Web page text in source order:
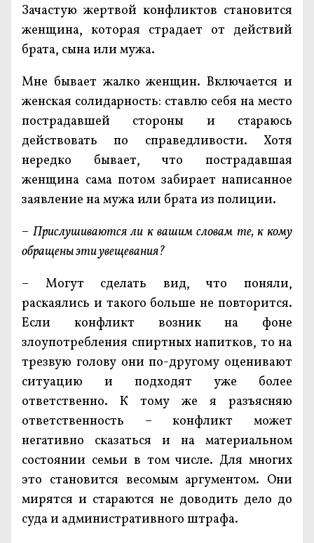
Зачастую жертвой конфликтов становится
женщина, которая страдает от действий
брата, сына или мужа.
Мне бывает жалко женщин. Включается и
женская солидарность: ставлю себя на место
пострадавшей стороны и стараюсь
действовать по справедливости. Хотя
нередко бывает, что пострадавшая
женщина сама потом забирает написанное
заявление на мужа или брата из полиции.
– Прислушиваются ли к вашим словам те, к кому
обращены эти увещевания?
– Могут сделать вид, что поняли,
раскаялись и такого больше не повторится.
Если конфликт возник на фоне
злоупотребления спиртных напитков, то на
трезвую голову они по-другому оценивают
ситуацию и подходят уже более
ответственно. К тому же я разъясняю
ответственность – конфликт может
негативно сказаться и на материальном
состоянии семьи в том числе. Для многих
это становится весомым аргументом. Они
мирятся и стараются не доводить дело до
суда и административного штрафа.